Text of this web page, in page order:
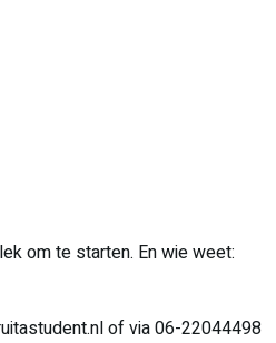
om te starten. En wie weet:
of via 06-22044498